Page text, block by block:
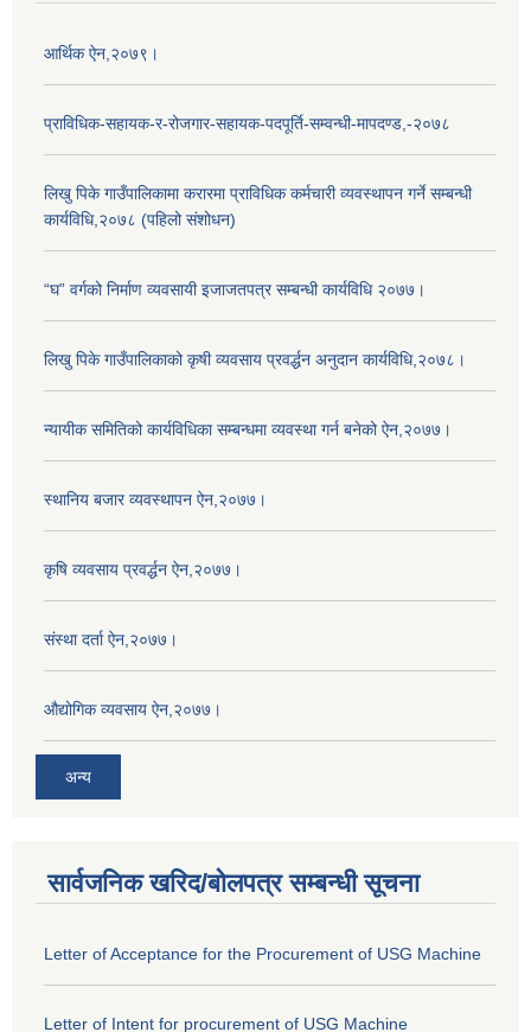
आर्थिक ऐन,२०७९।
प्राविधिक-सहायक-र-रोजगार-सहायक-पदपूर्ति-सम्वन्धी-मापदण्ड,-२०७८
लिखु पिके गाउँपालिकामा करारमा प्राविधिक कर्मचारी व्यवस्थापन गर्ने सम्बन्धी
कार्यविधि,२०७८ (पहिलो संशोधन)
“घ” वर्गको निर्माण व्यवसायी इजाजतपत्र सम्बन्धी कार्यविधि २०७७।
लिखु पिके गाउँपालिकाको कृषी व्यवसाय प्रवर्द्धन अनुदान कार्यविधि,२०७८।
न्यायीक समितिको कार्यविधिका सम्बन्धमा व्यवस्था गर्न बनेको ऐन,२०७७।
स्थानिय बजार व्यवस्थापन ऐन,२०७७।
कृषि व्यवसाय प्रवर्द्धन ऐन,२०७७।
संस्था दर्ता ऐन,२०७७।
औद्योगिक व्यवसाय ऐन,२०७७।
अन्य
सार्वजनिक खरिद/बोलपत्र सम्बन्धी सूचना
Letter of Acceptance for the Procurement of USG Machine
Letter of Intent for procurement of USG Machine